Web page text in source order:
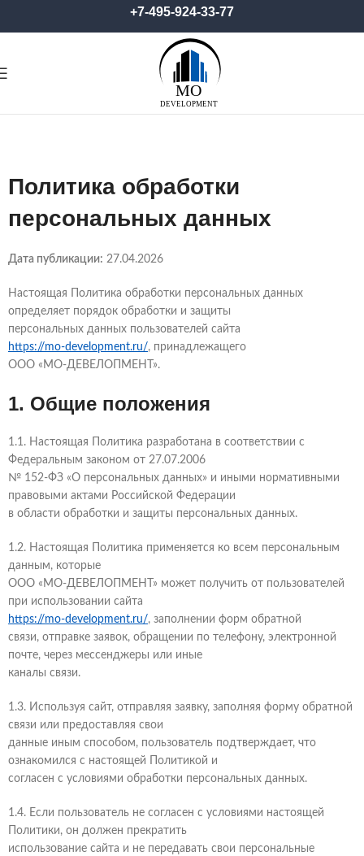
+7-495-924-33-77
Политика обработки
персональных данных
Дата публикации: 27.04.2026
Настоящая Политика обработки персональных данных
определяет порядок обработки и защиты
персональных данных пользователей сайта
https://mo-development.ru/, принадлежащего
ООО «МО-ДЕВЕЛОПМЕНТ».
1. Общие положения
1.1. Настоящая Политика разработана в соответствии с
Федеральным законом от 27.07.2006
№ 152-ФЗ «О персональных данных» и иными нормативными
правовыми актами Российской Федерации
в области обработки и защиты персональных данных.
1.2. Настоящая Политика применяется ко всем персональным
данным, которые
ООО «МО-ДЕВЕЛОПМЕНТ» может получить от пользователей
при использовании сайта
https://mo-development.ru/, заполнении форм обратной
связи, отправке заявок, обращении по телефону, электронной
почте, через мессенджеры или иные
каналы связи.
1.3. Используя сайт, отправляя заявку, заполняя форму обратной
связи или предоставляя свои
данные иным способом, пользователь подтверждает, что
ознакомился с настоящей Политикой и
согласен с условиями обработки персональных данных.
1.4. Если пользователь не согласен с условиями настоящей
Политики, он должен прекратить
использование сайта и не передавать свои персональные